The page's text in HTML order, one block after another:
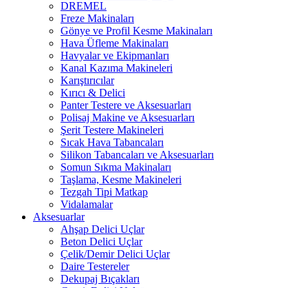
DREMEL
Freze Makinaları
Gönye ve Profil Kesme Makinaları
Hava Üfleme Makinaları
Havyalar ve Ekipmanları
Kanal Kazıma Makineleri
Karıştırıcılar
Kırıcı & Delici
Panter Testere ve Aksesuarları
Polisaj Makine ve Aksesuarları
Şerit Testere Makineleri
Sıcak Hava Tabancaları
Silikon Tabancaları ve Aksesuarları
Somun Sıkma Makinaları
Taşlama, Kesme Makineleri
Tezgah Tipi Matkap
Vidalamalar
Aksesuarlar
Ahşap Delici Uçlar
Beton Delici Uçlar
Çelik/Demir Delici Uçlar
Daire Testereler
Dekupaj Bıçakları